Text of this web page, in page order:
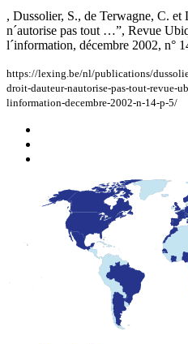
, Dussolier, S., de Terwagne, C.
n´autorise pas tout …”, Revue
l´information, décembre 2002, n°
https://lexing.be/nl/publications/
droit-dauteur-nautorise-pas-tout-revue-
linformation-decembre-2002-n-14-p-5/